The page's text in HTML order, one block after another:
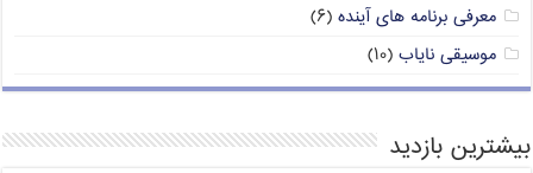
معرفی برنامه های آینده (۶)
موسیقی نایاب (۱۰)
بیشترین بازدید